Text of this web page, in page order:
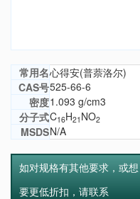
常用名心得安(普萘洛尔)
CAS号525-66-6
密度1.093 g/cm3
分子式C16H21 NO2
MSDSN/A
如对规格有其他要求，或想
要更低折扣，请联系